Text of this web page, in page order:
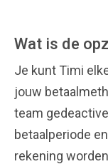
Wat is de
Je kunt Timi
jouw
team
betaalperiode
rekening